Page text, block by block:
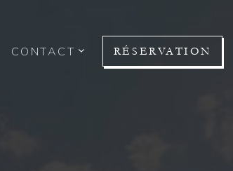
RÉSERVATION
CONTACT